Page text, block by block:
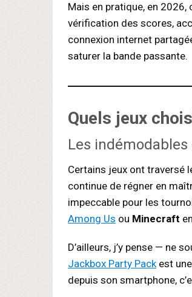
Mais en pratique, en
vérification des scores,
connexion internet
saturer la bande passante.
Quels jeux
Les
Certains jeux ont traversé
continue de régner en
impeccable pour les
Among Us ou Minecraft
D’ailleurs, j’y pense — ne
Jackbox Party Packest
depuis son smartphone,